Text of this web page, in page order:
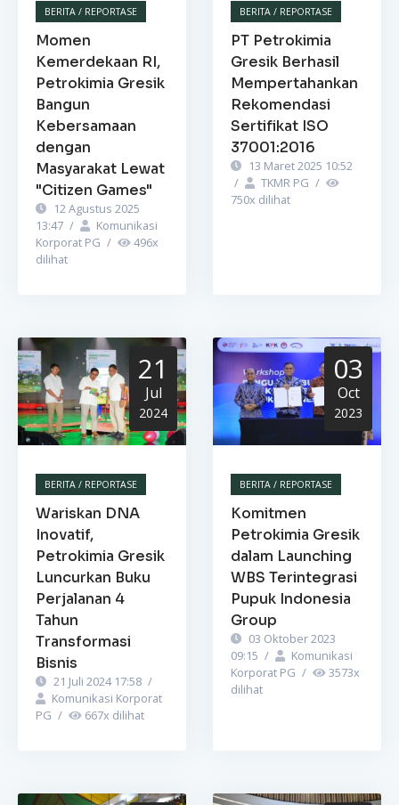
BERITA / REPORTASE
Momen
Kemerdekaan RI,
Petrokimia Gresik
Bangun
Kebersamaan
dengan
Masyarakat Lewat
"Citizen Games"
12 Agustus 2025
13:47 /
Komunikasi
Korporat PG / 496x
dilihat
BERITA / REPORTASE
PT Petrokimia
Gresik Berhasil
Mempertahankan
Rekomendasi
Sertifikat ISO
37001:2016
13 Maret 2025 10:52
/
TKMR PG /
750x dilihat
21
Jul
2024
BERITA / REPORTASE
Wariskan DNA
Inovatif,
Petrokimia Gresik
Luncurkan Buku
Perjalanan 4
Tahun
Transformasi
Bisnis
21 Juli 2024 17:58 /
Komunikasi Korporat
PG / 667x dilihat
03
Oct
2023
BERITA / REPORTASE
Komitmen
Petrokimia Gresik
dalam Launching
WBS Terintegrasi
Pupuk Indonesia
Group
03 Oktober 2023
09:15 /
Komunikasi
Korporat PG / 3573x
dilihat